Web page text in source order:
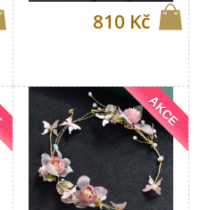
810 Kč
AKCE